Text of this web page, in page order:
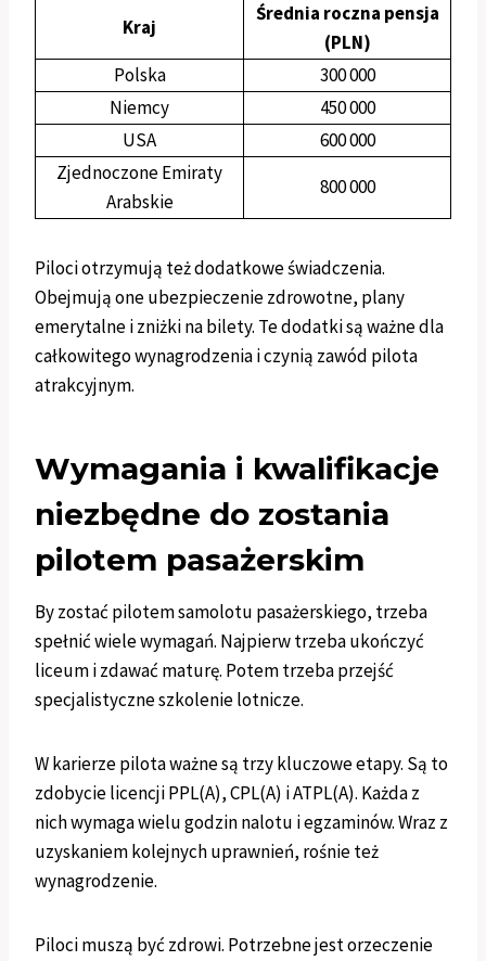
Kraj
Średnia roczna pensja
(PLN)
Polska
300 000
Niemcy
450 000
USA
600 000
Zjednoczone Emiraty
Arabskie
800 000
Piloci otrzymują też dodatkowe świadczenia.
Obejmują one ubezpieczenie zdrowotne, plany
emerytalne i zniżki na bilety. Te dodatki są ważne dla
całkowitego wynagrodzenia i czynią zawód pilota
atrakcyjnym.
Wymagania i kwalifikacje
niezbędne do zostania
pilotem pasażerskim
By zostać pilotem samolotu pasażerskiego, trzeba
spełnić wiele wymagań. Najpierw trzeba ukończyć
liceum i zdawać maturę. Potem trzeba przejść
specjalistyczne szkolenie lotnicze.
W karierze pilota ważne są trzy kluczowe etapy. Są to
zdobycie licencji PPL(A), CPL(A) i ATPL(A). Każda z
nich wymaga wielu godzin nalotu i egzaminów. Wraz z
uzyskaniem kolejnych uprawnień, rośnie też
wynagrodzenie.
Piloci muszą być zdrowi. Potrzebne jest orzeczenie